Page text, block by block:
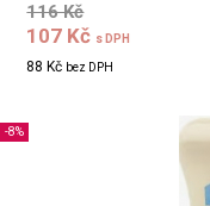
116 Kč
107 Kč s DPH
88 Kč bez DPH
-8%